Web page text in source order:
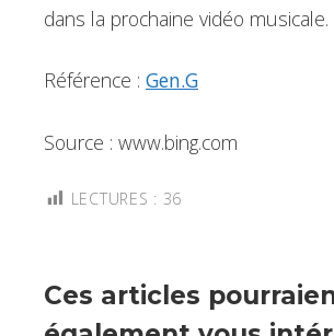
dans la prochaine vidéo musicale.
Référence : Gen.G
Source : www.bing.com
LECTURES : 36
Ces articles